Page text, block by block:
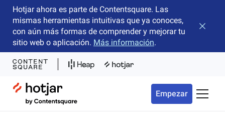
Hotjar ahora es parte de Contentsquare. Las
mismas herramientas intuitivas que ya conoces,
con aún más formas de comprender y mejorar tu
sitio web o aplicación. Más información.
Cerrar
Hotjar Logo
Empezar Menú